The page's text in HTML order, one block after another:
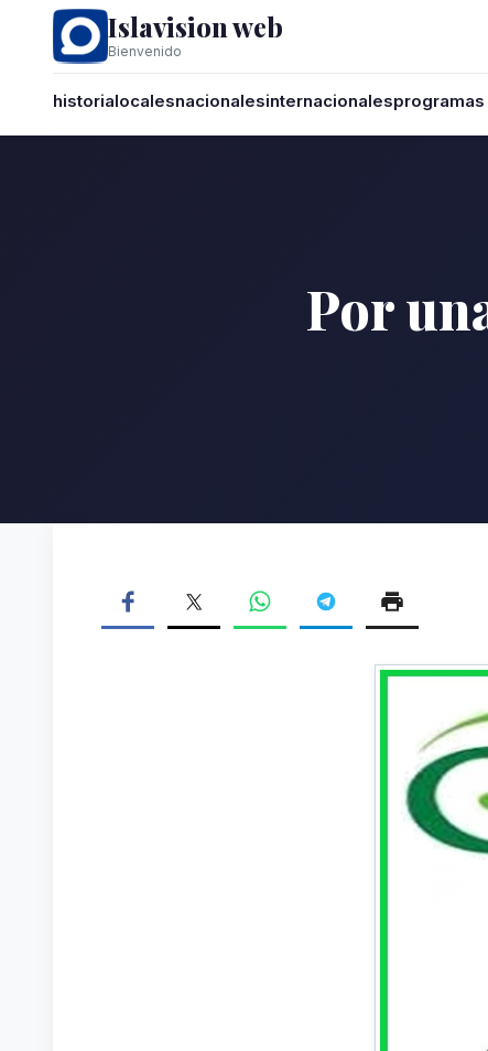
Islavision web
Bienvenido
historialocalesnacionalesinternacionalesprogramas
Por